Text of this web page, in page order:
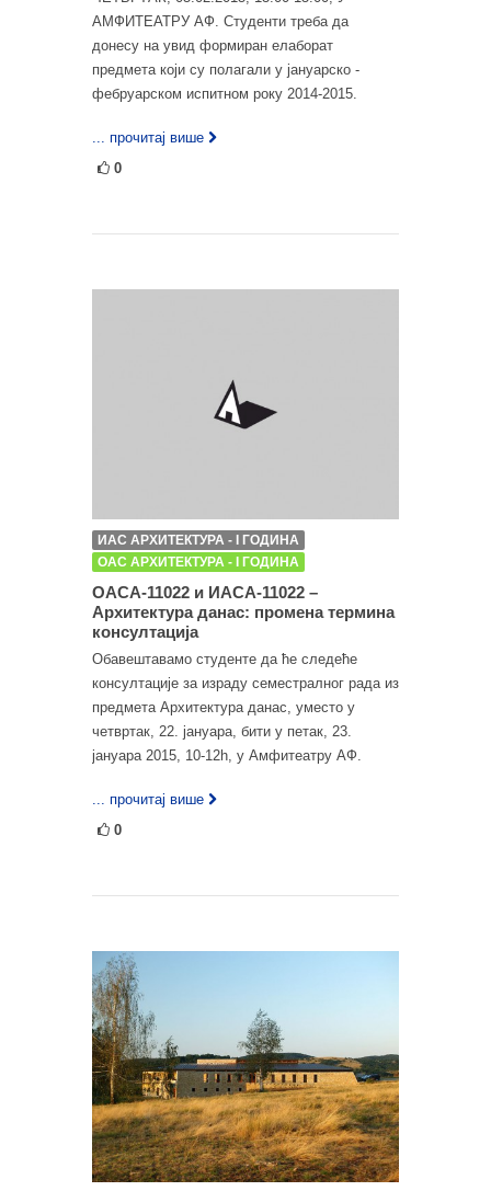
АМФИТЕАТРУ АФ. Студенти треба да
донесу на увид формиран елаборат
предмета који су полагали у јануарско -
фебруарском испитном року 2014-2015.
... прочитај више
0
ИАС АРХИТЕКТУРА - I ГОДИНА
ОАС АРХИТЕКТУРА - I ГОДИНА
ОАСА-11022 и ИАСА-11022 –
Архитектура данас: промена термина
консултација
Обавештавамо студенте да ће следеће
консултације за израду семестралног рада из
предмета Архитектура данас, уместо у
четвртак, 22. јануара, бити у петак, 23.
јануара 2015, 10-12h, у Амфитеатру АФ.
... прочитај више
0